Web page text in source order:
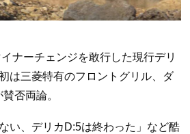
ナーチェンジを敢行した現行デリ
は三菱特有のフロントグリル、ダ
否両論。
い、デリカD:5は終わった」など酷